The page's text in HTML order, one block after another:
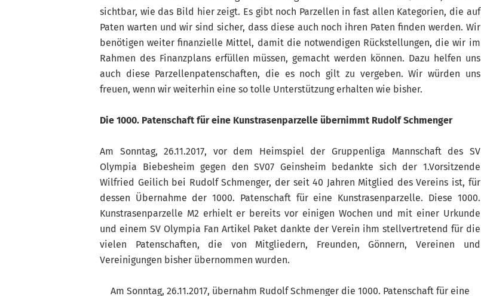
sichtbar, wie das Bild hier zeigt. Es gibt noch Parzellen in fast allen Kategorien, die auf
Paten warten und wir sind sicher, dass diese auch noch ihren Paten finden werden. Wir
benötigen weiter finanzielle Mittel, damit die notwendigen Rückstellungen, die wir im
Rahmen des Finanzplans erfüllen müssen, gemacht werden können. Dazu helfen uns
auch diese Parzellenpatenschaften, die es noch gilt zu vergeben. Wir würden uns
freuen, wenn wir weiterhin eine so tolle Unterstützung erhalten wie bisher.
Die 1000. Patenschaft für eine Kunstrasenparzelle übernimmt Rudolf Schmenger
Am Sonntag, 26.11.2017, vor dem Heimspiel der Gruppenliga Mannschaft des SV
Olympia Biebesheim gegen den SV07 Geinsheim bedankte sich der 1.Vorsitzende
Wilfried Geilich bei Rudolf Schmenger, der seit 40 Jahren Mitglied des Vereins ist, für
dessen Übernahme der 1000. Patenschaft für eine Kunstrasenparzelle. Diese 1000.
Kunstrasenparzelle M2 erhielt er bereits vor einigen Wochen und mit einer Urkunde
und einem SV Olympia Fan Artikel Paket dankte der Verein ihm stellvertretend für die
vielen Patenschaften, die von Mitgliedern, Freunden, Gönnern, Vereinen und
Vereinigungen bisher übernommen wurden.
Am Sonntag, 26.11.2017, übernahm Rudolf Schmenger die 1000. Patenschaft für eine